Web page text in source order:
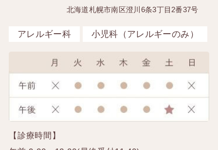
北海道札幌市南区澄川6条3丁目2番37号
アレルギー科 小児科（アレルギーのみ）
【診療時間】